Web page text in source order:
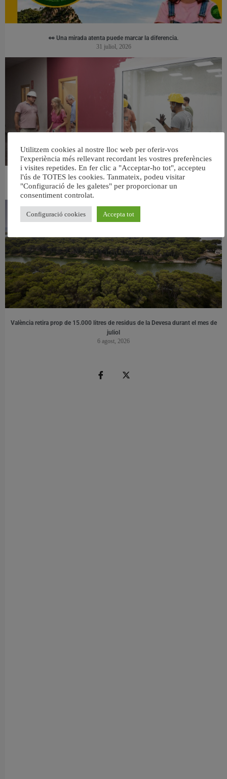
👀 Una mirada atenta puede marcar la diferencia.
31 juliol, 2026
València ultima el nou centre per a persones majors del barri de Sant Antoni
6 agost, 2026
València retira prop de 15.000 litres de residus de la Devesa durant el mes de
juliol
6 agost, 2026
Utilitzem cookies al nostre lloc web per oferir-vos
l'experiència més rellevant recordant les vostres preferències
i visites repetides. En fer clic a "Acceptar-ho tot", accepteu
l'ús de TOTES les cookies. Tanmateix, podeu visitar
"Configuració de les galetes" per proporcionar un
consentiment controlat.
Configuració cookies Accepta tot